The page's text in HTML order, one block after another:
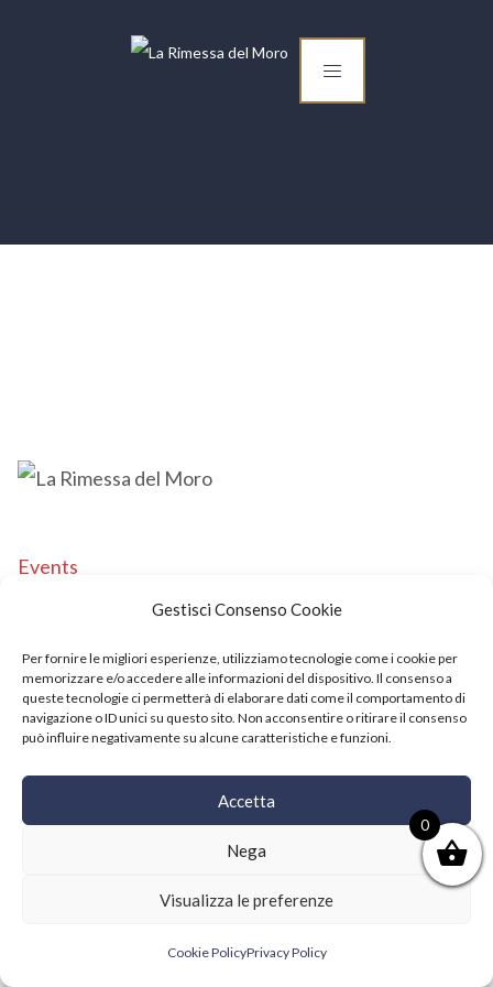
Gestisci Consenso Cookie
Per fornire le migliori esperienze, utilizziamo tecnologie come i cookie per
memorizzare e/o accedere alle informazioni del dispositivo. Il consenso a
queste tecnologie ci permetterà di elaborare dati come il comportamento di
navigazione o ID unici su questo sito. Non acconsentire o ritirare il consenso
può influire negativamente su alcune caratteristiche e funzioni.
Accetta
Nega
Visualizza le preferenze
Cookie PolicyPrivacy Policy
Events
Copyright © 2021 SushiFushi. All Rights Reserved.
0